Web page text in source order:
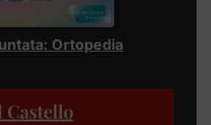
Ortopedia